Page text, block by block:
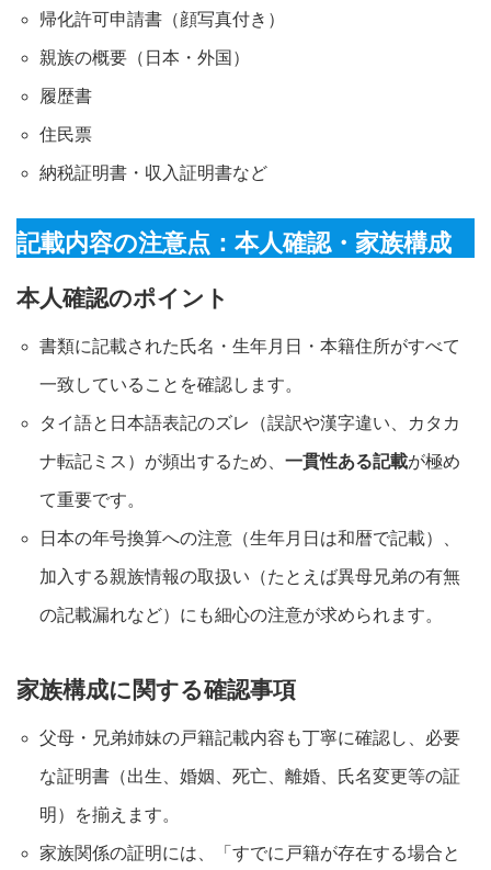
帰化許可申請書（顔写真付き）
親族の概要（日本・外国）
履歴書
住民票
納税証明書・収入証明書など
記載内容の注意点：本人確認・家族構成
本人確認のポイント
書類に記載された氏名・生年月日・本籍住所がすべて
一致していることを確認します。
タイ語と日本語表記のズレ（誤訳や漢字違い、カタカ
ナ転記ミス）が頻出するため、 一貫性ある記載が極め
て重要です。
日本の年号換算への注意（生年月日は和暦で記載）、
加入する親族情報の取扱い（たとえば異母兄弟の有無
の記載漏れなど）にも細心の注意が求められます。
家族構成に関する確認事項
父母・兄弟姉妹の戸籍記載内容も丁寧に確認し、必要
な証明書（出生、婚姻、死亡、離婚、氏名変更等の証
明）を揃えます。
家族関係の証明には、「すでに戸籍が存在する場合と